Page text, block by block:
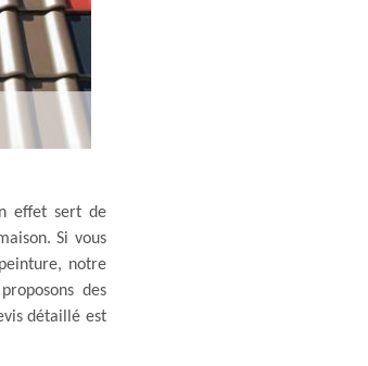
effet sert de
Si vous
notre
des
détaillé est